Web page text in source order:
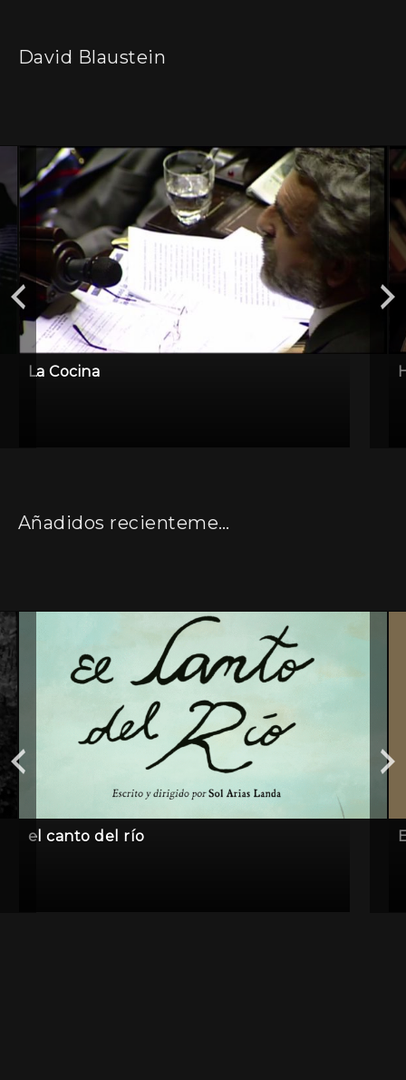
David Blaustein
La Cocina
Añadidos recientemente
el canto del río